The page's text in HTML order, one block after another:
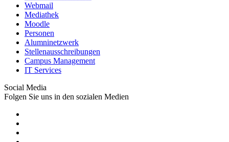
Webmail
Mediathek
Moodle
Personen
Alumninetzwerk
Stellenausschreibungen
Campus Management
IT Services
Social Media
Folgen Sie uns in den sozialen Medien